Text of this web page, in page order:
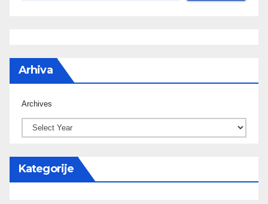
Arhiva
Archives
Kategorije